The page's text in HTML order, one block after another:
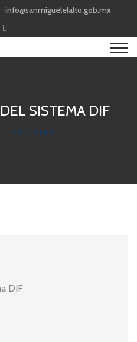
info@sanmiguelelalto.gob.mx
SISTEMA DIF
NOTICIAS
DIF